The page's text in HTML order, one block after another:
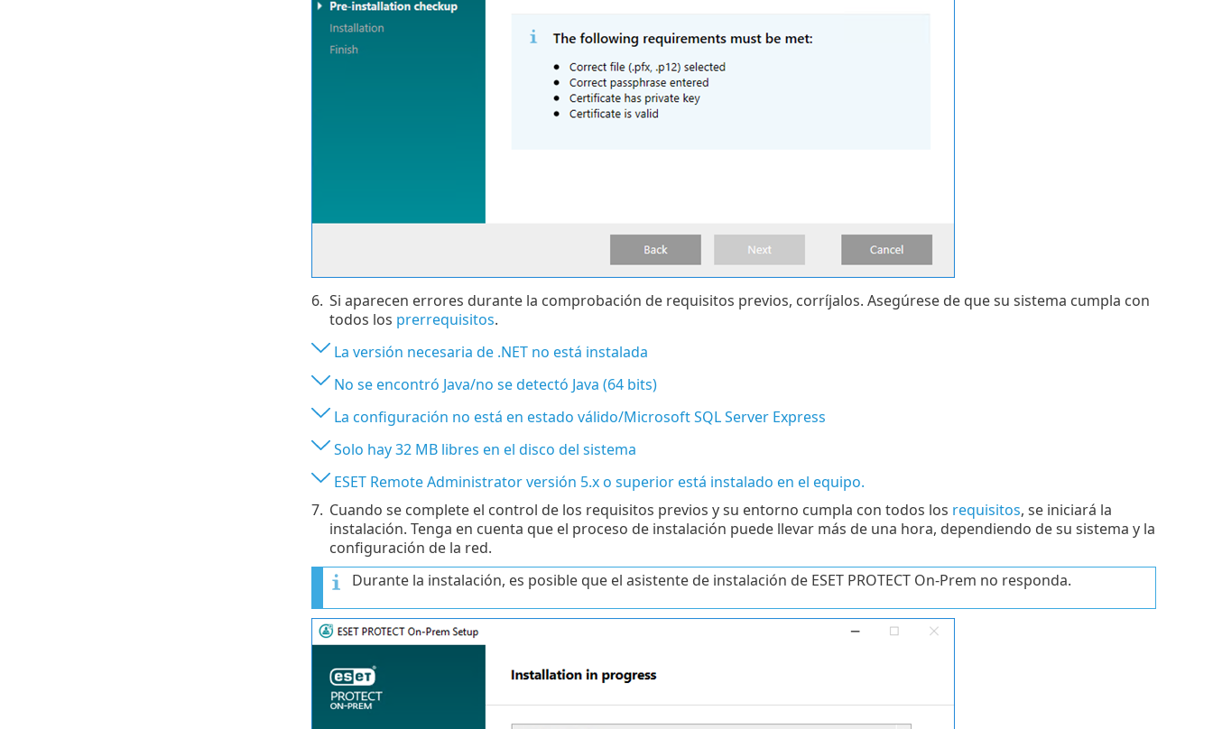
6. Si aparecen errores durante la comprobación de requisitos previos, corríjalos. Asegúrese de que su sistema cumpla con
todos los prerrequisitos.
La versión necesaria de .NET no está instalada
No se encontró Java/no se detectó Java (64 bits)
La configuración no está en estado válido/Microsoft SQL Server Express
Solo hay 32 MB libres en el disco del sistema
ESET Remote Administrator versión 5.x o superior está instalado en el equipo.
7. Cuando se complete el control de los requisitos previos y su entorno cumpla con todos los requisitos, se iniciará la
instalación. Tenga en cuenta que el proceso de instalación puede llevar más de una hora, dependiendo de su sistema y la
configuración de la red.
Durante la instalación, es posible que el asistente de instalación de ESET PROTECT On-Prem no responda.